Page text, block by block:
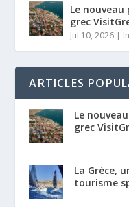
Le
grec
Jul 10, 2026 |
ARTICLES
Le
grec
La Grèce,
tourisme